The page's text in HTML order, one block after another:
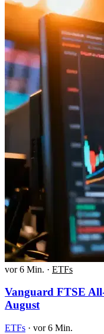
vor 6 Min. · ETFs
Vanguard FTSE
August
ETFs · vor 6 Min.